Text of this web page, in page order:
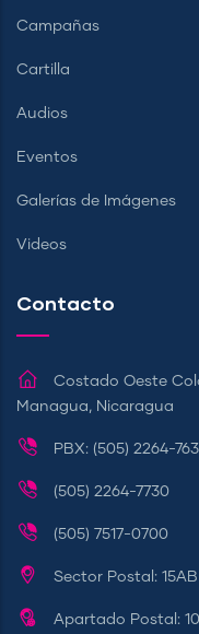
Campañas
Cartilla
Audios
Eventos
Galerías de Imágenes
Videos
Contacto
Costado Oeste
Managua, Nicaragua
PBX: (505) 2264-
(505) 2264-7730
(505) 7517-0700
Sector Postal: 15AB
Apartado Postal: